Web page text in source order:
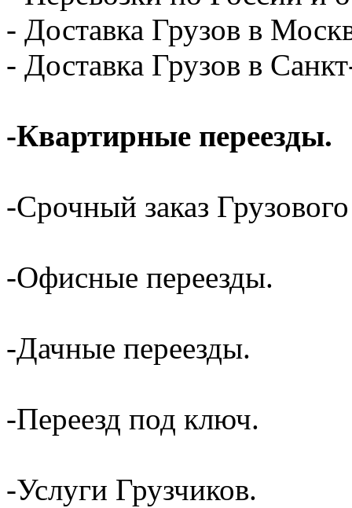
- Доставка Грузов в
- Доставка Грузов в
-Квартирные переезды.
-Срочный заказ
-Офисные переезды.
-Дачные переезды.
-Переезд под ключ.
-Услуги Грузчиков.